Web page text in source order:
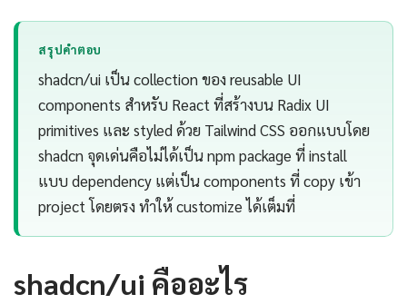
สรุปคำตอบ
shadcn/ui เป็น collection ของ reusable UI
components สำหรับ React ที่สร้างบน Radix UI
primitives และ styled ด้วย Tailwind CSS ออกแบบโดย
shadcn จุดเด่นคือไม่ได้เป็น npm package ที่ install
แบบ dependency แต่เป็น components ที่ copy เข้า
project โดยตรง ทำให้ customize ได้เต็มที่
shadcn/ui คืออะไร